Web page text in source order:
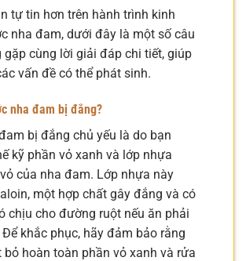
tự tin hơn trên hành trình kinh
nha đam, dưới đây là một số câu
gặp cùng lời giải đáp chi tiết, giúp
vấn đề có thể phát sinh.
nha đam bị đắng?
bị đắng chủ yếu là do bạn
kỹ phần vỏ xanh và lớp nhựa
của nha đam. Lớp nhựa này
một hợp chất gây đắng và có
chịu cho đường ruột nếu ăn phải
khắc phục, hãy đảm bảo rằng
bỏ hoàn toàn phần vỏ xanh và rửa